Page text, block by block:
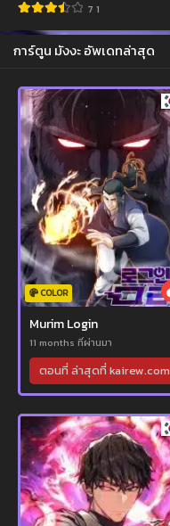
7.1
การ์ตูน มังงะ อัพเดทล่าสุด
COLOR
Murim Login
11 months ที่ผ่านมา
ตอนที่ ล่าสุดที่ kairew.com